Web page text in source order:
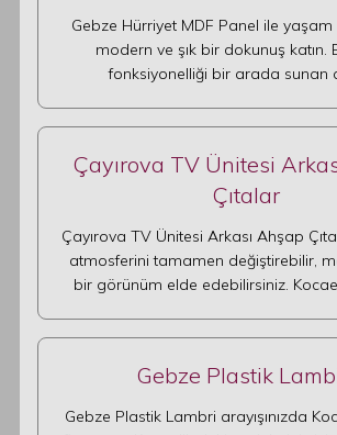
Gebze Hürriyet MDF Panel ile yaşam
modern ve şık bir dokunuş katın.
fonksiyonelliği bir arada sunan
Çayırova TV Ünitesi
Çıtalar
Çayırova TV Ünitesi Arkası Ahşap
atmosferini tamamen değiştirebilir,
bir görünüm elde edebilirsiniz.
Gebze Plastik
Gebze Plastik Lambri arayışınızda